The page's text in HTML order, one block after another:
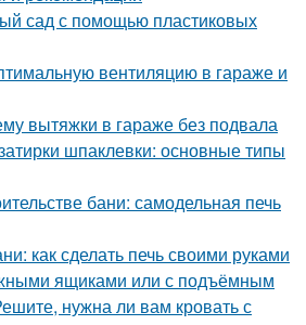
сад с помощью пластиковых
вентиляцию в гараже и
вытяжки в гараже без подвала
шпаклевки: основные типы
бани: самодельная печь
как сделать печь своими руками
ящиками или с подъёмным
нужна ли вам кровать с